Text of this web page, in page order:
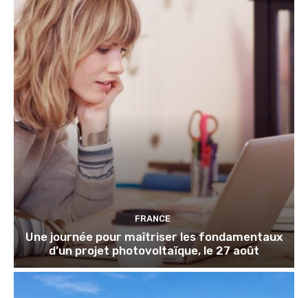
FRANCE
Une journée pour maîtriser les fondamentaux
d’un projet photovoltaïque, le 27 août